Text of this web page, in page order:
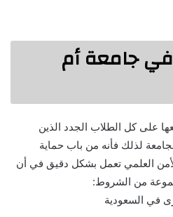
جامعة أم
على كل الطلاب الجدد الذين
لذلك فأنه من باب حماية
العلمي تعمل بشكل دقيق في أن
من الشروط:
في السعودية